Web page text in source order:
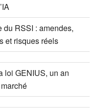
RSSI : amendes,
et risques réels
loi GENIUS, un an